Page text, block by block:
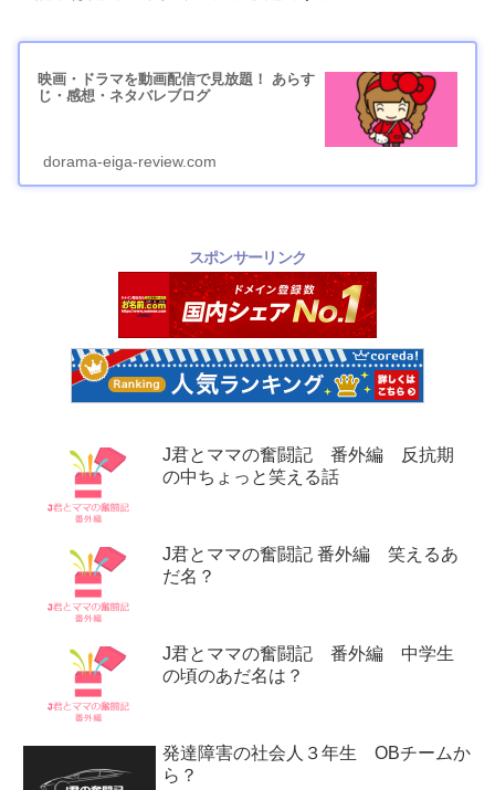
映画・ドラマを動画配信で見放題！ あらす
じ・感想・ネタバレブログ
dorama-eiga-review.com
スポンサーリンク
J君とママの奮闘記 番外編 反抗期
の中ちょっと笑える話
J君とママの奮闘記 番外編 笑えるあ
だ名？
J君とママの奮闘記 番外編 中学生
の頃のあだ名は？
発達障害の社会人３年生 OBチームか
ら？